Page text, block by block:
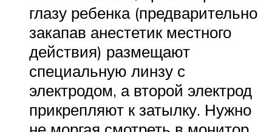
глазу ребенка (предварительно
закапав анестетик местного
действия) размещают
специальную линзу с
электродом, а второй электрод
прикрепляют к затылку. Нужно